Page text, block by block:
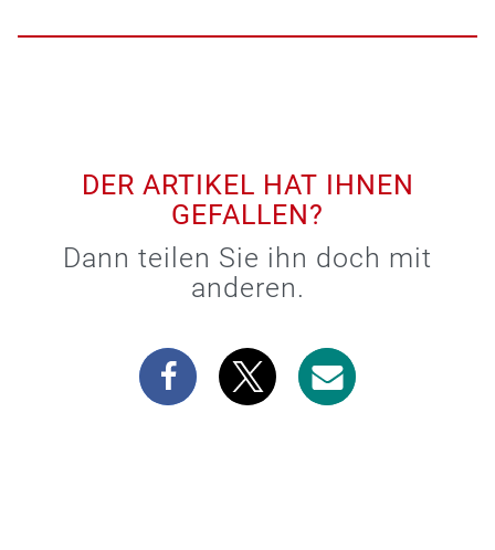
DER ARTIKEL HAT IHNEN
GEFALLEN?
Dann teilen Sie ihn doch mit
anderen.